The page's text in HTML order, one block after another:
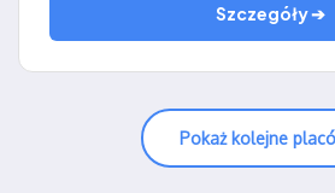
Szczegóły ➔
Pokaż kolejne